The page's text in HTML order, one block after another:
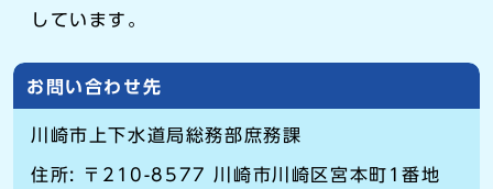
しています。
お問い合わせ先
川崎市上下水道局総務部庶務課
住所: 〒210-8577 川崎市川崎区宮本町1番地